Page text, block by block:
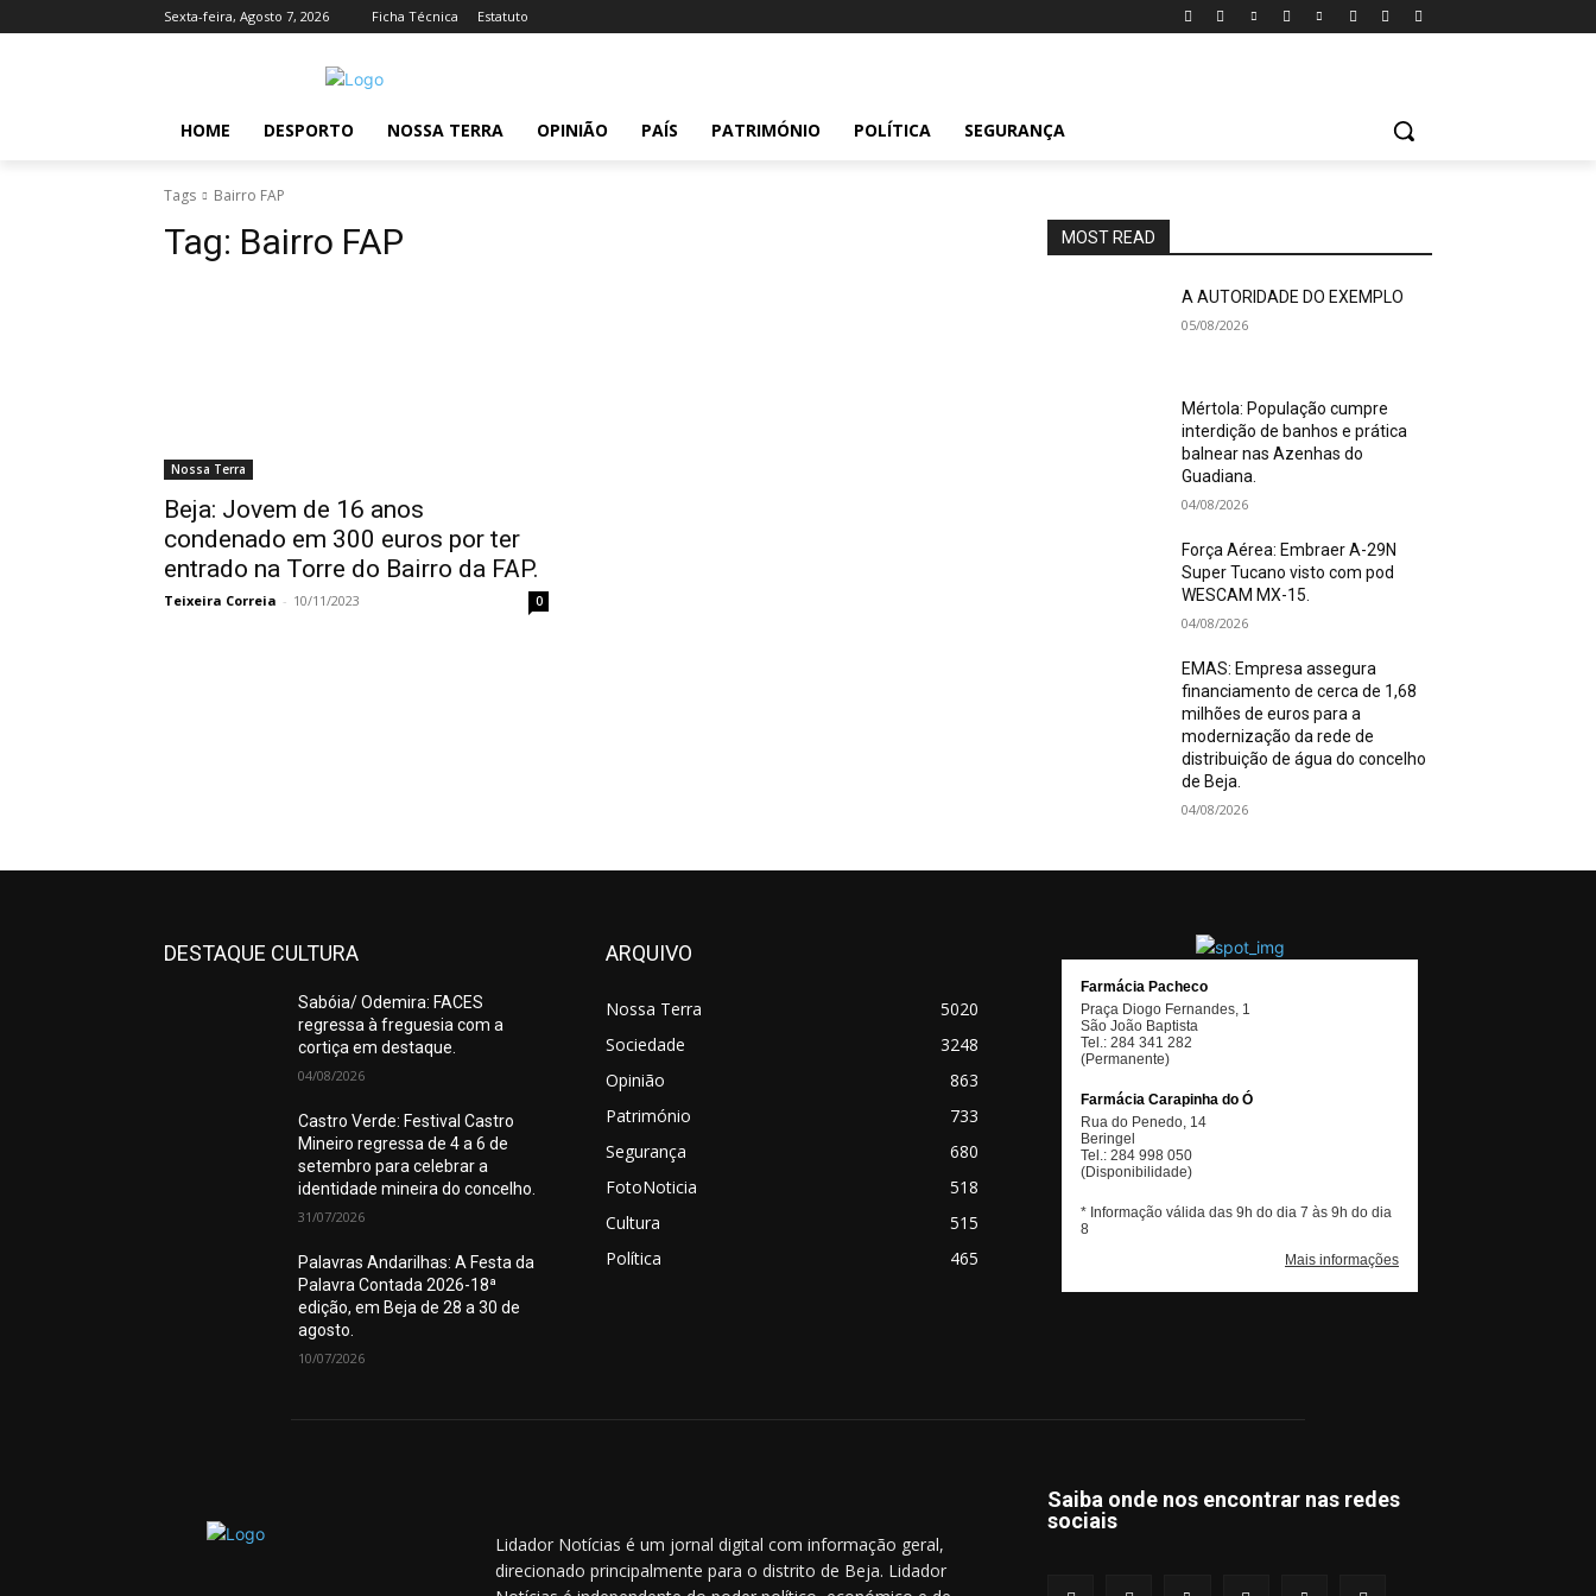
Sexta-feira, Agosto 7, 2026 Ficha Técnica Estatuto
HOME DESPORTO NOSSA TERRA OPINIÃO PAÍS PATRIMÓNIO POLÍTICA SEGURANÇA
Tags Bairro FAP
Tag: Bairro FAP
Nossa Terra
Beja: Jovem de 16 anos
condenado em 300 euros por ter
entrado na Torre do Bairro da FAP.
Teixeira Correia - 10/11/2023 0
MOST READ
A AUTORIDADE DO EXEMPLO
05/08/2026
Mértola: População cumpre
interdição de banhos e prática
balnear nas Azenhas do
Guadiana.
04/08/2026
Força Aérea: Embraer A-29N
Super Tucano visto com pod
WESCAM MX-15.
04/08/2026
EMAS: Empresa assegura
financiamento de cerca de 1,68
milhões de euros para a
modernização da rede de
distribuição de água do concelho
de Beja.
04/08/2026
DESTAQUE CULTURA
Sabóia/ Odemira: FACES
regressa à freguesia com a
cortiça em destaque.
04/08/2026
Castro Verde: Festival Castro
Mineiro regressa de 4 a 6 de
setembro para celebrar a
identidade mineira do concelho.
31/07/2026
Palavras Andarilhas: A Festa da
Palavra Contada 2026-18ª
edição, em Beja de 28 a 30 de
agosto.
10/07/2026
ARQUIVO
Nossa Terra
5020
Sociedade
3248
Opinião
863
Património
733
Segurança
680
FotoNoticia
518
Cultura
515
Política
465
Lidador Notícias é um jornal digital com informação geral,
direcionado principalmente para o distrito de Beja. Lidador
Saiba onde nos encontrar nas redes
sociais